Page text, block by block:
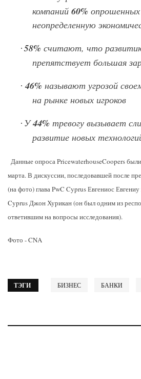
компаний 60% опрошенных
неопределенную
· 58% считают, что
препятствует большая
· 46% называют угрозой
на рынке новых игроков
· У44% тревогу вызывает
развитие новых
Данные опроса PricewaterhouseCoopers
марта. В дискуссии, последовавшей после
(на фото) главаPwC CyprusЕвгениос
CyprusДжон Хурикан (он был одним из
ответившим на вопросы исследования).
Фото - CNA
ТЭГИ БИЗНЕС БАНКИ